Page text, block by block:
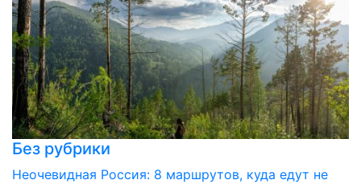
Без рубрики
Неочевидная Россия: 8 маршрутов, куда едут не